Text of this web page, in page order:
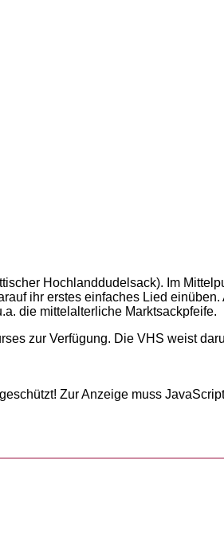
Hochlanddudelsack). Im
ihr erstes einfaches Lied
die mittelalterliche Marktsackpfeife.
zur Verfügung. Die VHS weist
Zur Anzeige muss